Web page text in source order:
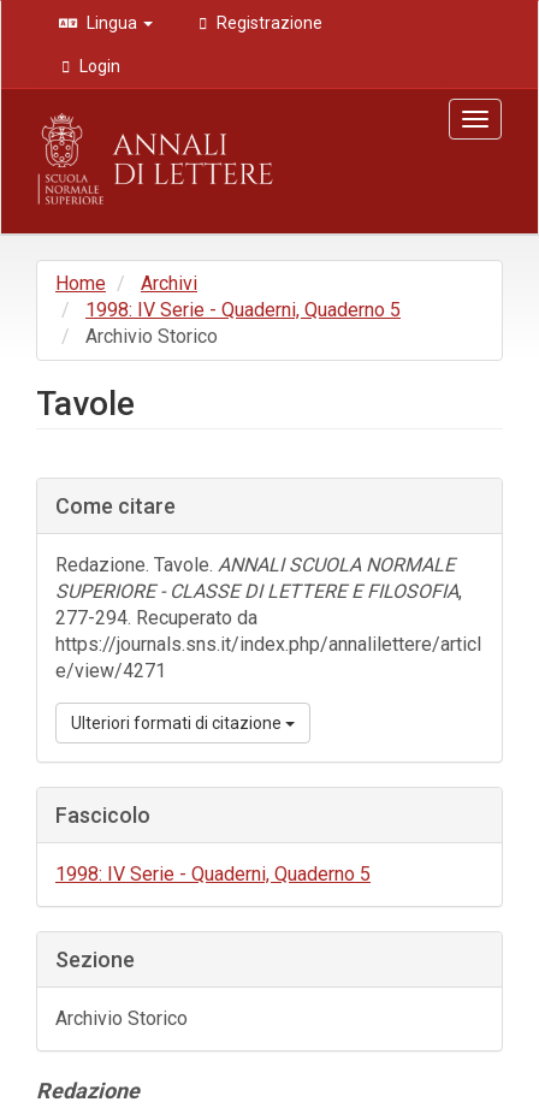
Navigazione
principale
Contenuto
principale
Barra
laterale
Lingua Registrazione
Login
Toggle
Home
Archivi
1998: IV Serie - Quaderni, Quaderno 5
Archivio Storico
Tavole
Barra
laterale
dell'articolo
Come citare
Redazione. Tavole. ANNALI SCUOLA NORMALE
SUPERIORE - CLASSE DI LETTERE E FILOSOFIA,
277-294. Recuperato da
https://journals.sns.it/index.php/annalilettere/articl
e/view/4271
Ulteriori formati di citazione
Fascicolo
1998: IV Serie - Quaderni, Quaderno 5
Sezione
Archivio Storico
Contenuto
Redazione